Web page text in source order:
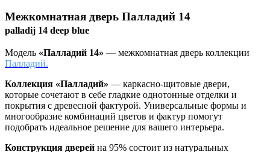
Межкомнатная дверь Палладий 14
palladij 14 deep blue
Модель «Палладий 14» — межкомнатная дверь коллекции
Палладий.
Коллекция «Палладий» — каркасно-щитовые двери,
которые сочетают в себе гладкие однотонные отделки и
покрытия с древесной фактурой. Универсальные формы и
многообразие комбинаций цветов и фактур помогут
подобрать идеальное решение для вашего интерьера.
Конструкция дверей на 95% состоит из натуральных